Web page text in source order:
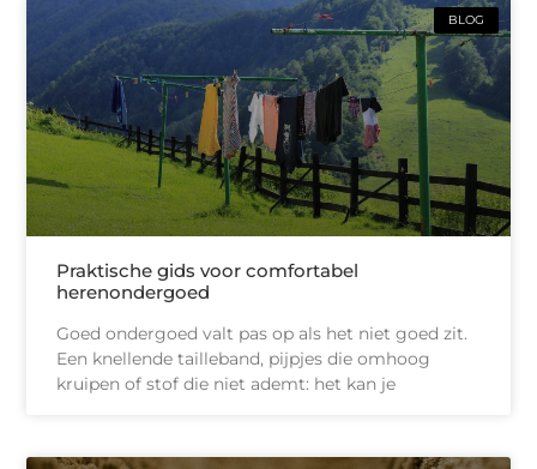
BLOG
Praktische gids voor comfortabel
herenondergoed
Goed ondergoed valt pas op als het niet goed zit.
Een knellende tailleband, pijpjes die omhoog
kruipen of stof die niet ademt: het kan je